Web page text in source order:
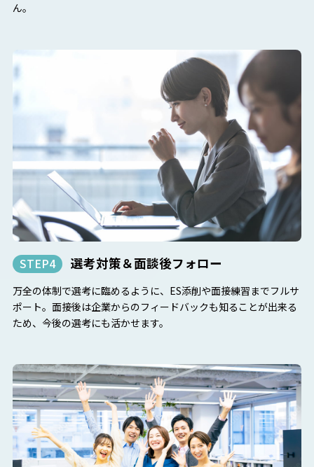
ん。
STEP4 選考対策＆面談後フォロー
万全の体制で選考に臨めるように、ES添削や面接練習までフルサ
ポート。面接後は企業からのフィードバックも知ることが出来る
ため、今後の選考にも活かせます。